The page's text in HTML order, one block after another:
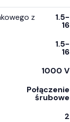
z 1.5-
16
1.5-
16
1000 V
Połączenie
śrubowe
2